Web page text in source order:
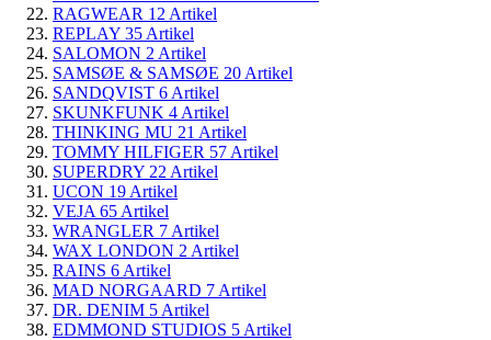
RAGWEAR 12 Artikel
REPLAY 35 Artikel
SALOMON 2 Artikel
SAMSØE & SAMSØE 20 Artikel
SANDQVIST 6 Artikel
SKUNKFUNK 4 Artikel
THINKING MU 21 Artikel
TOMMY HILFIGER 57 Artikel
SUPERDRY 22 Artikel
UCON 19 Artikel
VEJA 65 Artikel
WRANGLER 7 Artikel
WAX LONDON 2 Artikel
RAINS 6 Artikel
MAD NORGAARD 7 Artikel
DR. DENIM 5 Artikel
EDMMOND STUDIOS 5 Artikel